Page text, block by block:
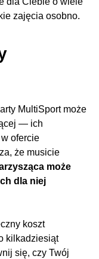
zajęcia osobno.
MultiSport może
— ich
ofercie
że musicie
może
dla niej
koszt
kilkadziesiąt
się, czy Twój